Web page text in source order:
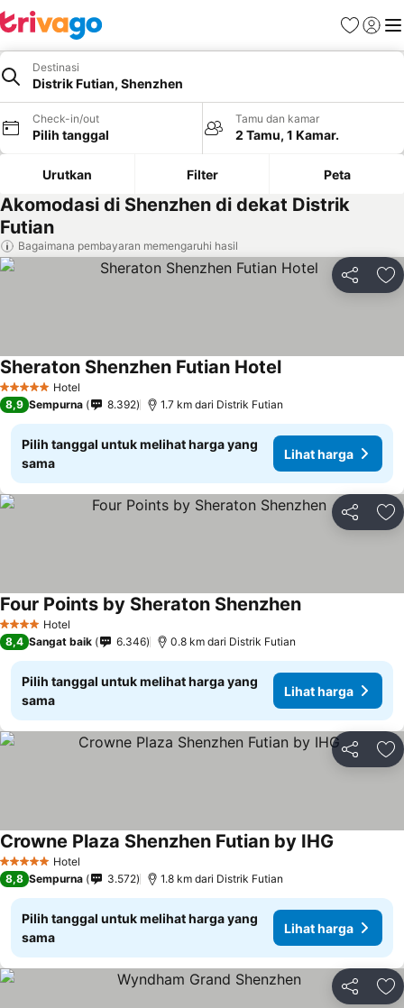
FavoritLogin
Destinasi
Distrik Futian, Shenzhen
Check-in/out
Pilih tanggal
Tamu dan kamar
2 Tamu, 1 Kamar.
Urutkan Filter Peta
Akomodasi di Shenzhen di dekat Distrik
Futian
Bagaimana pembayaran memengaruhi hasil
Bagikan
5 Bintang Hotel
Sheraton Shenzhen Futian HotelLihat harga
8,9 Sempurna 8.392 1.7 km dari Distrik Futian
Pilih tanggal untuk melihat harga yang
sama
Lihat harga
Bagikan
4 BintangHotel
Four Points by Sheraton ShenzhenLihat harga
8,4 Sangat baik 6.346 0.8 km dari Distrik Futian
Pilih tanggal untuk melihat harga yang
sama
Lihat harga
Bagikan
5 Bintang Hotel
Crowne Plaza Shenzhen Futian by IHG
8,8 Sempurna 3.572 1.8 km dari Distrik Futian
Pilih tanggal untuk melihat harga yang
sama
Lihat harga
Bagikan